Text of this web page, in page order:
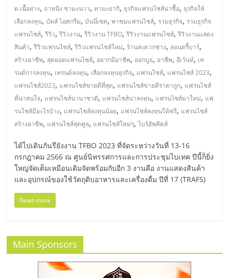
แฟ
รน
ไชส์,
ที่
ปรึกษา
แฟ
รน
ไชส์,
รวม
แฟ
ต.เนื้อย่าง, ถาหนิง ชามะนาว,ทามะยากิ, ธุรกิจแฟรนไชส์น่าซื้อ, ธุรกิจให้
เลือกลงทุน,บัดส์ ไอศกรีม,บันนี่เชค,พาชมแฟรนไชส์, รวมธุรกิจ, รวมธุรกิจ
แฟรนไชส์,รีวิว,รีวิวงาน,รีวิวงาน TFBO,รีวิวงานแฟรนไชส์,รีวิวงานแสดง
สินค้า,รีวิวแฟรนไชส์,รีวิวแฟรนไชส์ใหม่, ร้านสะดวกช่าง, ลอนดรี้บาร์,
สร้างอาชีพ, สุดยอดแฟรนไชส์, อยากมีอาชีพ, ออกบูธ, อาชีพ,อีเว้นท์, เท
รนด์การลงทุน, เทรนด์ลงทุน, เลือกลงทุนธุรกิจ, แฟรนไชส์, แฟรนไชส์ 2023,
แฟรนไชส์2023, แฟรนไชส์ขายดีที่สุด, แฟรนไชส์ขายดีราคาถูก, แฟรนไชส์
ที่น่าสนใจ, แฟรนไชส์นานาชาติ, แฟรนไชส์น่าลงทุน, แฟรนไชส์มาใหม่, แฟ
รนไชส์มีอะไรบ้าง, แฟรนไชส์ลงทุนน้อย, แฟรนไชส์ลงทุนให้ฟรี, แฟรนไชส์
สร้างอาชีพ, แฟรนไชส์สุดคูล, แฟรนไชส์ใหม่ๆ,ไบร์อัพคิดส์
ได้ไปเดินกันรึยังงาน TFBO 2023 ที่จัดระหว่างวันที่ 13-16
กรกฎาคม 2566 ณ ศูนย์นิทรรศการและการประชุมไบเทค ปีนี้ก็ยิ่ง
ใหญ่จัดเต็มเหมือนเดิมจัดพร้อมกับอีก 3 งานคือ งานแสดงสินค้า
และอุปกรณ์ของใช้วัตถุดิบอาหารและเครื่องดื่ม ปีที่ 17 (TRAFS)
Read more
Main Sponsors